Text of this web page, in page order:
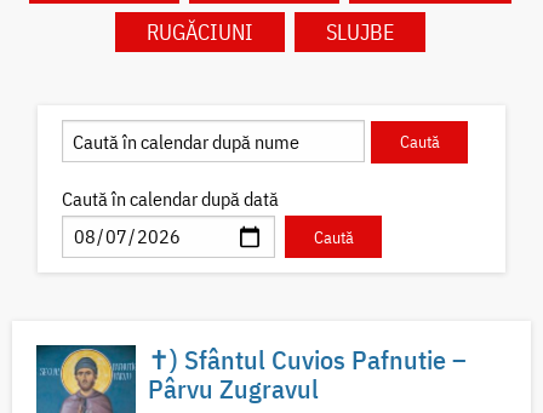
RUGĂCIUNI
SLUJBE
Caută în calendar după dată
✝) Sfântul Cuvios Pafnutie –
Pârvu Zugravul